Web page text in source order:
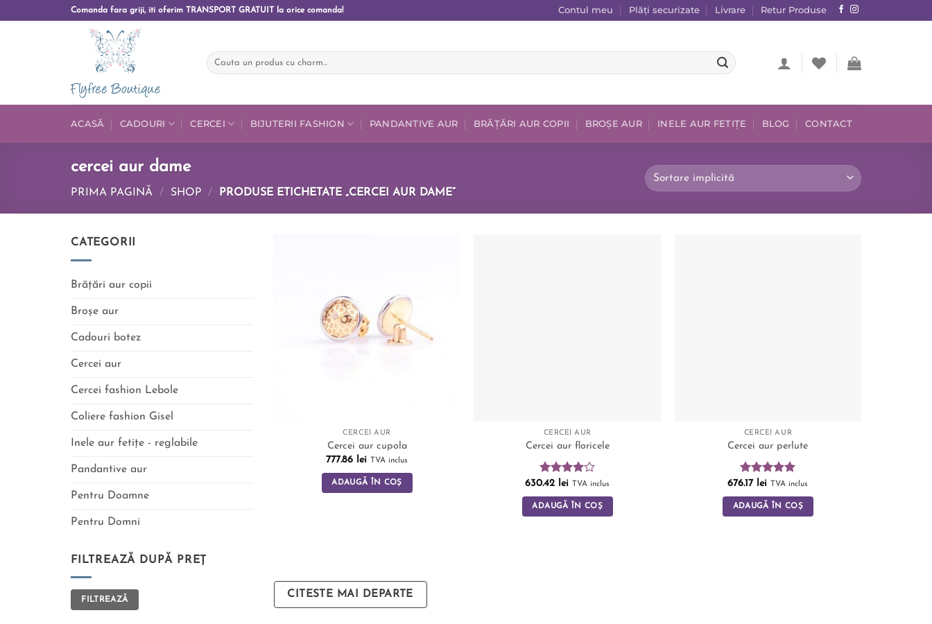
Comanda fara griji, iti oferim TRANSPORT GRATUIT la orice comanda! Contul meu Plăți securizate Livrare Retur Produse
ACASĂ CADOURI CERCEI BIJUTERII FASHION PANDANTIVE AUR BRĂȚĂRI AUR COPII BROȘE AUR INELE AUR FETIȚE BLOG CONTACT
cercei aur dame
PRIMA PAGINĂ / SHOP / PRODUSE ETICHETATE „CERCEI AUR DAME”
CATEGORII
Brățări aur copii
Broșe aur
Cadouri botez
Cercei aur
Cercei fashion Lebole
Coliere fashion Gisel
Inele aur fetițe - reglabile
Pandantive aur
Pentru Doamne
Pentru Domni
FILTREAZĂ DUPĂ PREȚ
FILTREAZĂ
CERCEI AUR
Cercei aur cupola
777.86 lei TVA inclus
ADAUGĂ ÎN COȘ
CERCEI AUR
Cercei aur floricele
Evaluat
la4.00
din 5
630.42 lei TVA inclus
ADAUGĂ ÎN COȘ
CERCEI AUR
Cercei aur perlute
Evaluat la
5.00din 5
676.17 lei TVA inclus
ADAUGĂ ÎN COȘ
CITESTE MAI DEPARTE